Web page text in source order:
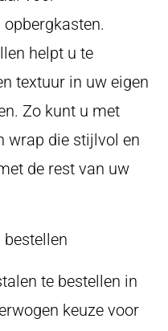
helpt u te
textuur in uw eigen
Zo kunt u met
wrap die stijlvol en
de rest van uw
te bestellen in
keuze voor